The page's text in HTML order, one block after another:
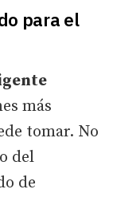
para el
más
tomar. No
del
de